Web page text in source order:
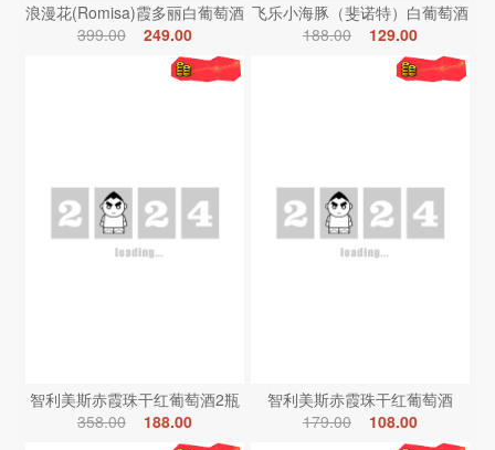
浪漫花(Romisa)霞多丽白葡萄酒
399.00
249.00
飞乐小海豚（斐诺特）白葡萄酒
188.00
129.00
智利美斯赤霞珠干红葡萄酒2瓶
358.00
188.00
智利美斯赤霞珠干红葡萄酒
179.00
108.00